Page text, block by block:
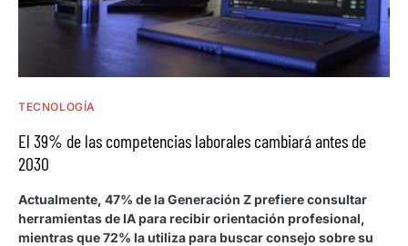
TECNOLOGÍA
El 39% de las competencias laborales cambiará antes de
2030
Actualmente, 47% de la Generación Z prefiere consultar
herramientas de IA para recibir orientación profesional,
mientras que 72% la utiliza para buscar consejo sobre su